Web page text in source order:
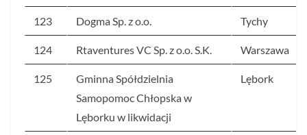
123 Dogma Sp. z o.o. Tychy
124 Rtaventures VC Sp. z o.o. S.K. Warszawa
125
Gminna Spółdzielnia
Samopomoc Chłopska w
Lęborku w likwidacji
Lębork